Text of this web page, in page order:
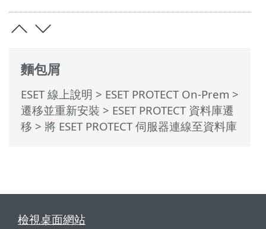
麵包屑
ESET 線上說明 > ESET PROTECT On-Prem >
遷移並重新安裝 > ESET PROTECT 資料庫遷
移 > 將 ESET PROTECT 伺服器連線至資料庫
檢視桌面網站